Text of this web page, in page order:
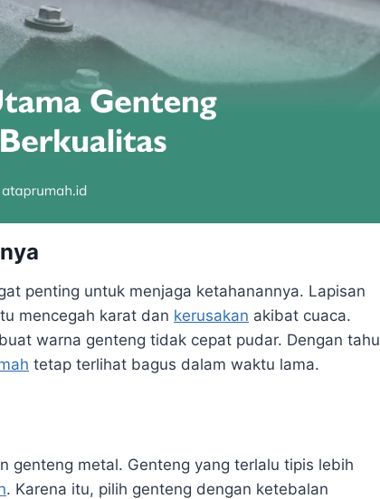
penting untuk menjaga ketahanannya. Lapisan
mencegah karat dan kerusakan akibat cuaca.
warna genteng tidak cepat pudar. Dengan tahu
tetap terlihat bagus dalam waktu lama.
genteng metal. Genteng yang terlalu tipis lebih
. Karena itu, pilih genteng dengan ketebalan